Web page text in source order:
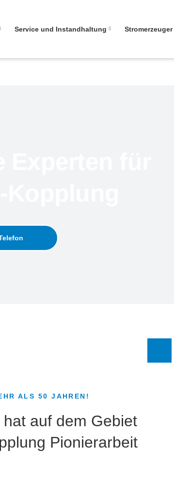
Service und Instandhaltung Stromerzeuger
ALS 50 JAHREN!
auf dem Gebiet
Pionierarbeit